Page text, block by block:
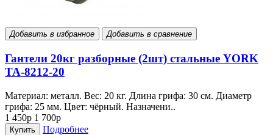
Добавить в избранное Добавить в сравнение
Гантели 20кг разборные (2шт) стальные YORK
TA-8212-20
Материал: металл. Вес: 20 кг. Длина грифа: 30 см. Диаметр
грифа: 25 мм. Цвет: чёрный. Назначени..
1 450р 1 700р
Купить
Подробнее